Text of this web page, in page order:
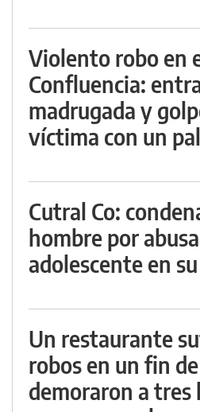
Violento robo en
Confluencia:
madrugada y
víctima con un
Cutral Co:
hombre por
adolescente en
Un restaurante
robos en un fin
demoraron a tres